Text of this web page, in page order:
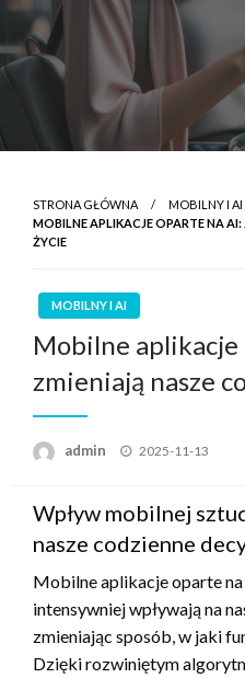
STRONA GŁÓWNA
MOBILNY I AI
MOBILNE APLIKACJE OPARTE NA
ŻYCIE
MOBILNY I AI
Mobilne aplikacje
zmieniają nasze
admin
Opublikowane
2025-11-13
Wpływ mobilnej
nasze codzienne
Mobilne aplikacje oparte
intensywniej wpływają na
zmieniając sposób, w jaki
Dzięki rozwiniętym